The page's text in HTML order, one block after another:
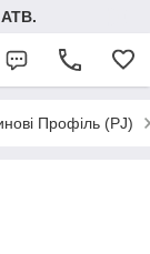
Профіль (PJ)